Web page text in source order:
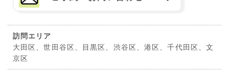
訪問エリア
大田区、世田谷区、目黒区、渋谷区、港区、千代田区、文
京区